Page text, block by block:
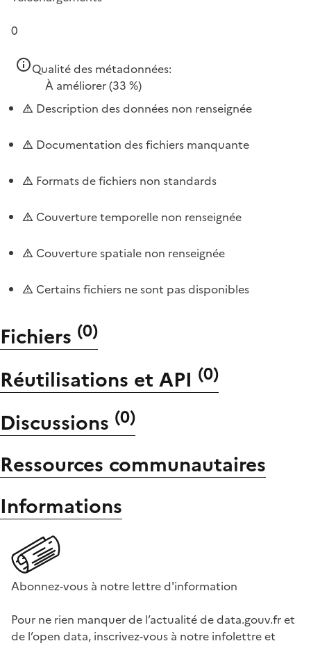
0
Qualité des métadonnées:
À améliorer(33 %)
Description des données non renseignée
Documentation des fichiers manquante
Formats de fichiers non standards
Couverture temporelle non renseignée
Couverture spatiale non renseignée
Certains fichiers ne sont pas disponibles
Fichiers (0)
Réutilisations et API (0)
Discussions (0)
Ressources communautaires
Informations
Abonnez-vous à notre lettre d'information
Pour ne rien manquer de l’actualité de data.gouv.fr et
de l’open data, inscrivez-vous à notre infolettre et